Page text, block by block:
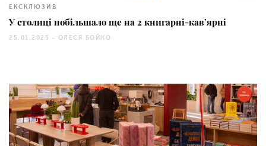
ЕКСКЛЮЗИВ
У столиці побільшало ще на 2 книгарні-кав’ярні
25.01.2025 - ОЛЕСЯ БОЙКО